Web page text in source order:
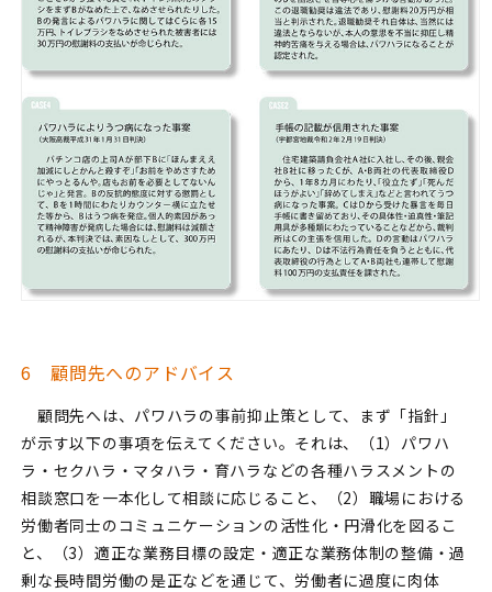
6 顧問先へのアドバイス
顧問先へは、パワハラの事前抑止策として、まず「指針」
が示す以下の事項を伝えてください。それは、（1）パワハ
ラ・セクハラ・マタハラ・育ハラなどの各種ハラスメントの
相談窓口を一本化して相談に応じること、（2）職場における
労働者同士のコミュニケーションの活性化・円滑化を図るこ
と、（3）適正な業務目標の設定・適正な業務体制の整備・過
剰な長時間労働の是正などを通じて、労働者に過度に肉体